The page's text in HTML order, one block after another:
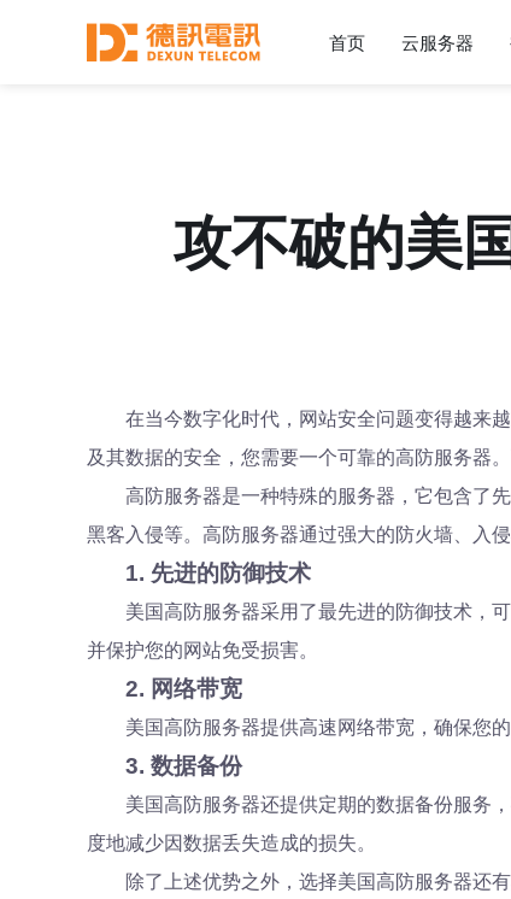
首页 云服务器
攻不破的美
在当今数字化时代，网站安全问题变得越来
及其数据的安全，您需要一个可靠的高防服务器
高防服务器是一种特殊的服务器，它包含了
黑客入侵等。高防服务器通过强大的防火墙、入
1. 先进的防御技术
美国高防服务器采用了最先进的防御技术，
并保护您的网站免受损害。
2. 网络带宽
美国高防服务器提供高速网络带宽，确保您
3. 数据备份
美国高防服务器还提供定期的数据备份服务
度地减少因数据丢失造成的损失。
除了上述优势之外，选择美国高防服务器还有